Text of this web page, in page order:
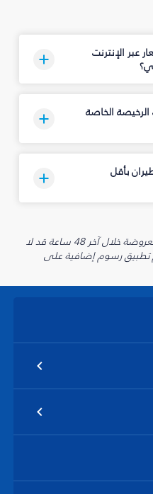
عبر الإنترنت
الخاصة
بأقل
* تم الحصول على جميع الأسعار المعروضة خلال آخر 48 ساعة قد لا
تطبيق رسوم إضافية على